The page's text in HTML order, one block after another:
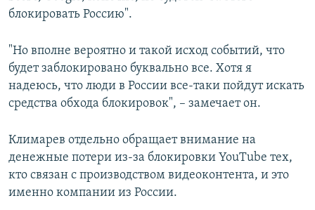
блокировать Россию".
"Но вполне вероятно и такой исход событий, что
будет заблокировано буквально все. Хотя я
надеюсь, что люди в России все-таки пойдут искать
средства обхода блокировок", – замечает он.
Климарев отдельно обращает внимание на
денежные потери из-за блокировки YouTube тех,
кто связан с производством видеоконтента, и это
именно компании из России.